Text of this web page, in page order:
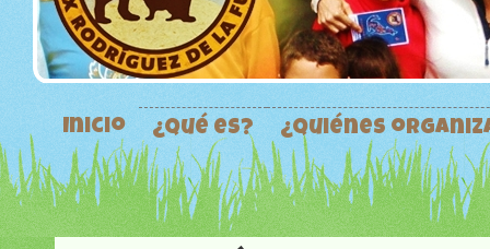
Inicio ¿Qué es? ¿Quiénes